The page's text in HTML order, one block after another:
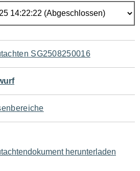
SG2508250016
herunterladen